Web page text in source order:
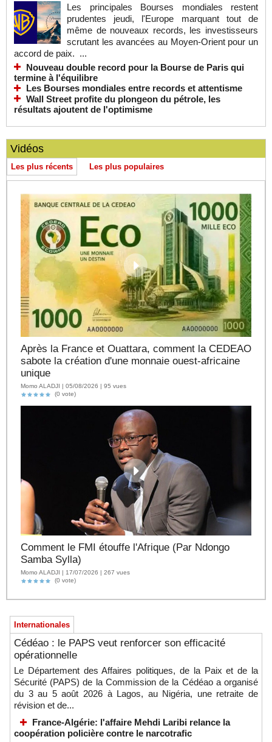
Les principales Bourses mondiales restent
prudentes jeudi, l'Europe marquant tout de
même de nouveaux records, les investisseurs
scrutant les avancées au Moyen-Orient pour un
accord de paix. ...
Nouveau double record pour la Bourse de Paris qui
termine à l'équilibre
Les Bourses mondiales entre records et attentisme
Wall Street profite du plongeon du pétrole, les
résultats ajoutent de l'optimisme
Vidéos
Les plus récents Les plus populaires
Après la France et Ouattara, comment la CEDEAO
sabote la création d'une monnaie ouest-africaine
unique
Momo ALADJI | 05/08/2026 | 95 vues
(0 vote)
Comment le FMI étouffe l'Afrique (Par Ndongo
Samba Sylla)
Momo ALADJI | 17/07/2026 | 267 vues
(0 vote)
Internationales
Cédéao : le PAPS veut renforcer son efficacité
opérationnelle
Le Département des Affaires politiques, de la Paix et de la
Sécurité (PAPS) de la Commission de la Cédéao a organisé
du 3 au 5 août 2026 à Lagos, au Nigéria, une retraite de
révision et de...
France-Algérie: l'affaire Mehdi Laribi relance la
coopération policière contre le narcotrafic